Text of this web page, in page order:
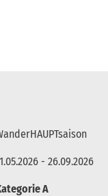
- 26.09.2026
A